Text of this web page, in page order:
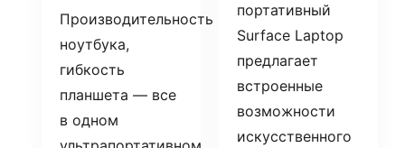
Производительность
ноутбука,
гибкость
планшета — все
в одном
портативный
Surface Laptop
предлагает
встроенные
возможности
искусственного